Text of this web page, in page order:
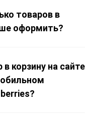
товаров в
оформить?
корзину на сайте